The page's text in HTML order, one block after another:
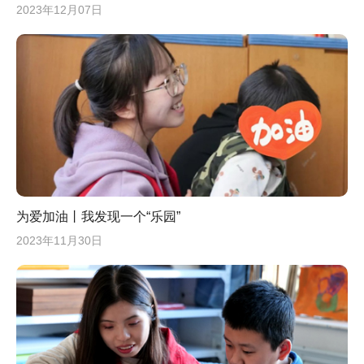
2023年12月07日
为爱加油丨我发现一个“乐园”
2023年11月30日